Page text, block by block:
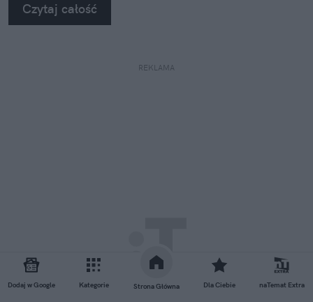
Dodaj w Google Kategorie Strona Główna Dla Ciebie naTemat Extra
Czytaj całość
REKLAMA